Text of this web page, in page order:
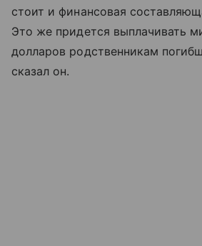
стоит и финансовая
Это же придется выплачивать
долларов родственникам
сказал он.